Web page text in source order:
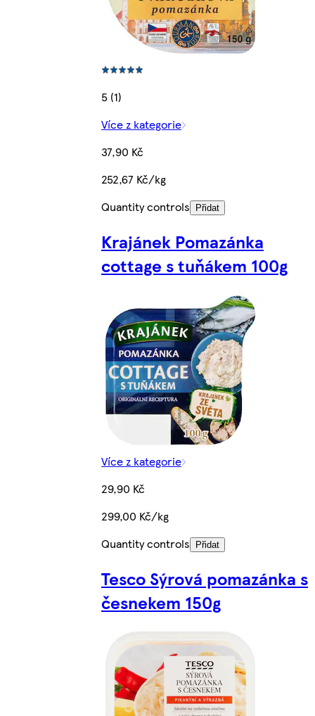
5 (1)
Více z kategorie
37,90 Kč
252,67 Kč/kg
Quantity controls
Přidat
Krajánek Pomazánka
cottage s tuňákem 100g
Více z kategorie
29,90 Kč
299,00 Kč/kg
Quantity controls
Přidat
Tesco Sýrová pomazánka s
česnekem 150g